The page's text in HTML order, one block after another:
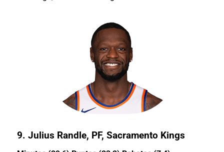
9. Julius Randle, PF, Sacramento Kings